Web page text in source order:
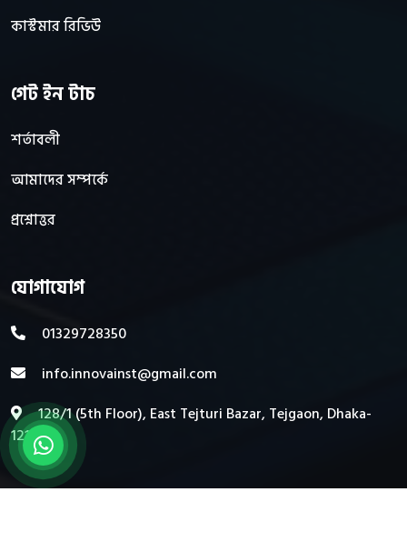
কাস্টমার রিভিউ
গেট ইন টাচ
শর্তাবলী
আমাদের সম্পর্কে
প্রশ্নোত্তর
যোগাযোগ
01329728350
info.innovainst@gmail.com
128/1 (5th Floor), East Tejturi Bazar, Tejgaon, Dhaka-
1215